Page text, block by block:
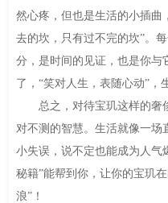
然心疼，但也是生活的小插曲
去的坎，只有过不完的坎”。
分，是时间的见证，也是你与
了，“笑对人生，表随心动”，
总之，对待宝玑这样的奢
对不测的智慧。生活就像一场
小失误，说不定也能成为人气
秘籍”能帮到你，让你的宝玑
浪”！